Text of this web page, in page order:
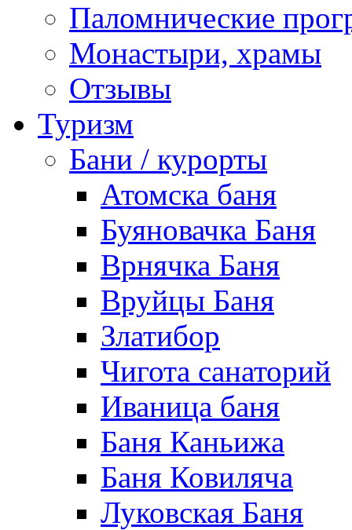
Паломнические
Монастыри, храмы
Отзывы
Туризм
Бани / курорты
Атомска баня
Буяновачка Баня
Врнячка Баня
Вруйцы Баня
Златибор
Чигота санаторий
Иваница баня
Баня Каньижа
Баня Ковиляча
Луковская Баня